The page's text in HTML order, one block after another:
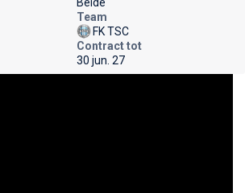
Team
FK TSC
Contract tot
30 jun. 27